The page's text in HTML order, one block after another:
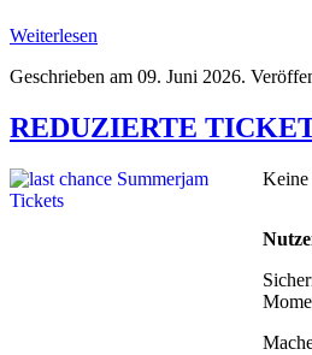
Weiterlesen
Geschrieben am 09. Juni 2026.
REDUZIERTE
Keine